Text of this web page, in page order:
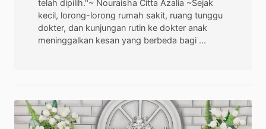
telah dipilih."~ Nouraisha Citta Azalia ~Sejak
kecil, lorong-lorong rumah sakit, ruang tunggu
dokter, dan kunjungan rutin ke dokter anak
meninggalkan kesan yang berbeda bagi ...